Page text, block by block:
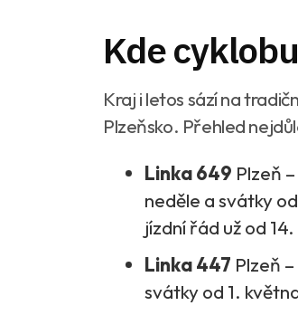
Kde
Kraj i letos sází na
Plzeňsko. Přehled
Linka 649 Plzeň
neděle a svátky
jízdní řád už od
Linka 447 Plzeň
svátky od 1.